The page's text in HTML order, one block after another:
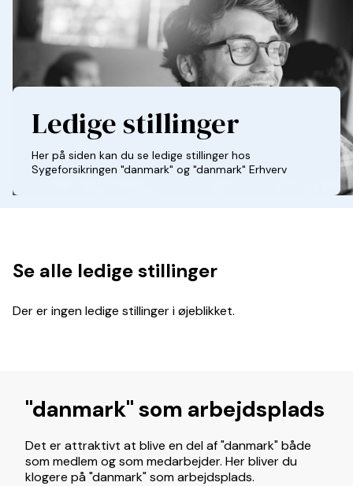
Ledige stillinger
Her på siden kan du se ledige stillinger hos
Sygeforsikringen "danmark" og "danmark" Erhverv
Se alle ledige stillinger
Der er ingen ledige stillinger i øjeblikket.
"danmark" som arbejdsplads
Det er attraktivt at blive en del af "danmark" både
som medlem og som medarbejder. Her bliver du
klogere på "danmark" som arbejdsplads.